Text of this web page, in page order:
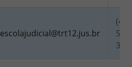
escolajudicial@trt12.jus.br